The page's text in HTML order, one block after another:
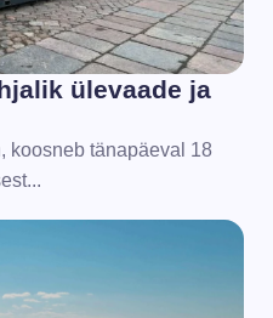
ülevaade ja
koosneb tänapäeval 18